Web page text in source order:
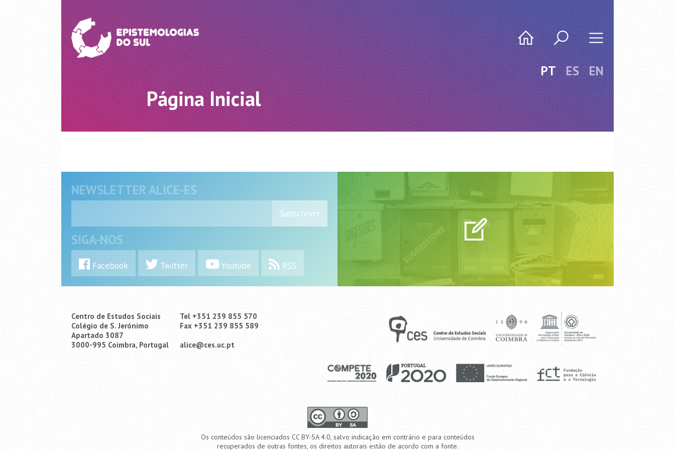
PT ES EN
Página Inicial
NEWSLETTER ALICE-ES
Subscrever
SIGA-NOS
Facebook Twitter Youtube RSS
Centro de Estudos Sociais
Colégio de S. Jerónimo
Apartado 3087
3000-995 Coimbra, Portugal
Tel +351 239 855 570
Fax +351 239 855 589
alice@ces.uc.pt
Os conteúdos são licenciados CC BY-SA 4.0, salvo indicação em contrário e para conteúdos
recuperados de outras fontes, os direitos autorais estão de acordo com a fonte.